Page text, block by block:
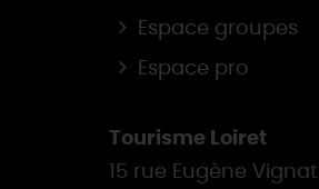
Espace groupes
Espace pro
Tourisme Loiret
15 rue Eugène Vignat